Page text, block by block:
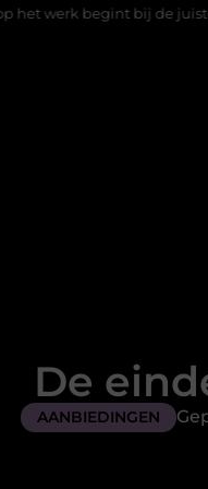
de juiste stretch
De
AANBIEDINGEN